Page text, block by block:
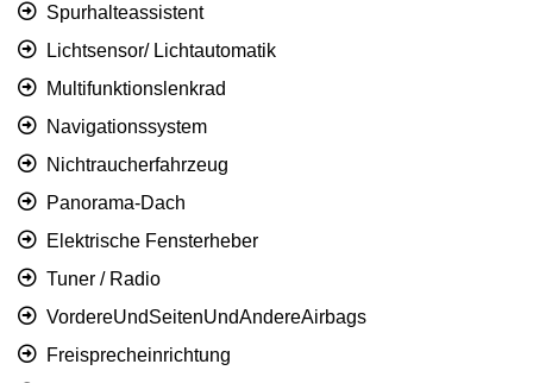
Spurhalteassistent
Lichtsensor/ Lichtautomatik
Multifunktionslenkrad
Navigationssystem
Nichtraucherfahrzeug
Panorama-Dach
Elektrische Fensterheber
Tuner / Radio
VordereUndSeitenUndAndereAirbags
Freisprecheinrichtung